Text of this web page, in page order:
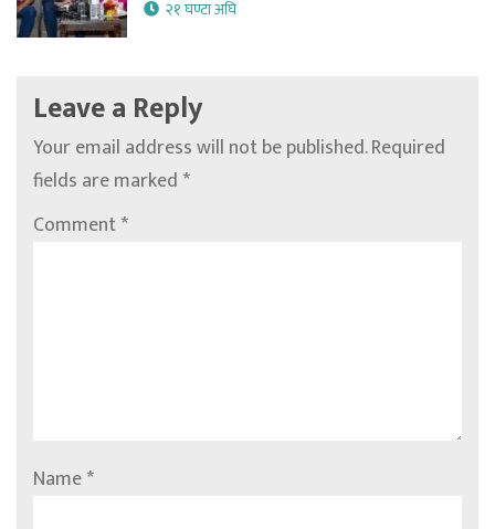
२१ घण्टा अघि
Leave a Reply
Your email address will not be published.Required
fields are marked*
Comment*
Name*